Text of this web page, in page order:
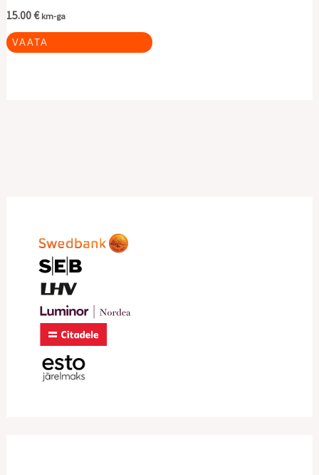
15.00€ km-ga
VAATA